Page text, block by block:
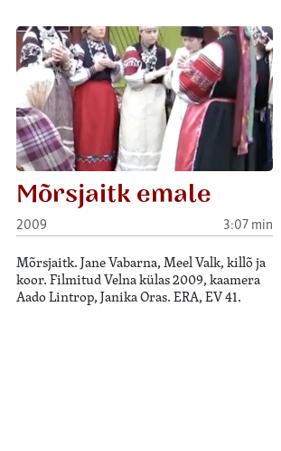
Mõrsjaitk emale
2009 3:07 min
Mõrsjaitk. Jane Vabarna, Meel Valk, killõ ja
koor. Filmitud Velna külas 2009, kaamera
Aado Lintrop, Janika Oras. ERA, EV 41.